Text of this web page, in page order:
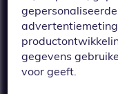
te
zijn
gegevens
voor geeft.